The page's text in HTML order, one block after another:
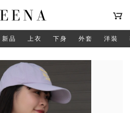
新品 上衣 下身 外套 洋裝